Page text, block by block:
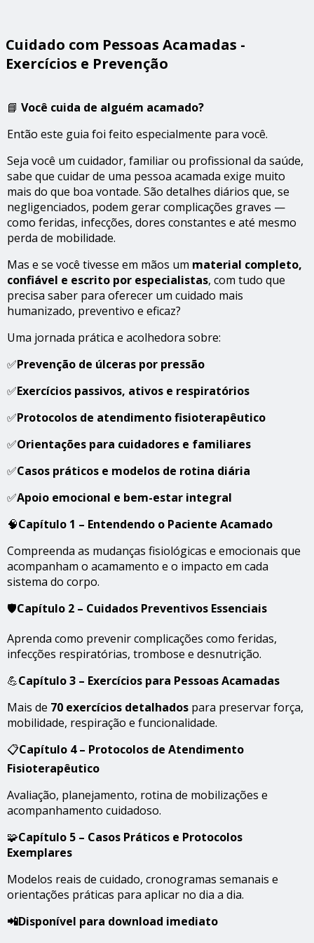
Cuidado com Pessoas Acamadas -
Exercícios e Prevenção
📘 Você cuida de alguém acamado?
Então este guia foi feito especialmente para você.
Seja você um cuidador, familiar ou profissional da saúde,
sabe que cuidar de uma pessoa acamada exige muito
mais do que boa vontade. São detalhes diários que, se
negligenciados, podem gerar complicações graves —
como feridas, infecções, dores constantes e até mesmo
perda de mobilidade.
Mas e se você tivesse em mãos um material completo,
confiável e escrito por especialistas, com tudo que
precisa saber para oferecer um cuidado mais
humanizado, preventivo e eficaz?
Uma jornada prática e acolhedora sobre:
✅Prevenção de úlceras por pressão
✅Exercícios passivos, ativos e respiratórios
✅Protocolos de atendimento fisioterapêutico
✅Orientações para cuidadores e familiares
✅Casos práticos e modelos de rotina diária
✅Apoio emocional e bem-estar integral
🧠Capítulo 1 – Entendendo o Paciente Acamado
Compreenda as mudanças fisiológicas e emocionais que
acompanham o acamamento e o impacto em cada
sistema do corpo.
🛡️Capítulo 2 – Cuidados Preventivos Essenciais
Aprenda como prevenir complicações como feridas,
infecções respiratórias, trombose e desnutrição.
💪Capítulo 3 – Exercícios para Pessoas Acamadas
Mais de 70 exercícios detalhados para preservar força,
mobilidade, respiração e funcionalidade.
📋Capítulo 4 – Protocolos de Atendimento
Fisioterapêutico
Avaliação, planejamento, rotina de mobilizações e
acompanhamento cuidadoso.
🧩Capítulo 5 – Casos Práticos e Protocolos
Exemplares
Modelos reais de cuidado, cronogramas semanais e
orientações práticas para aplicar no dia a dia.
📲Disponível para download imediato